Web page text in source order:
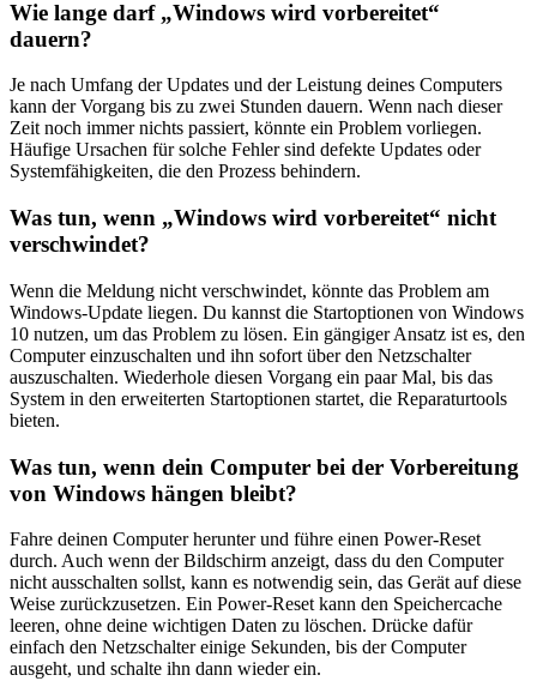
Wie lange darf „Windows wird vorbereitet“
dauern?
Je nach Umfang der Updates und der Leistung deines Computers
kann der Vorgang bis zu zwei Stunden dauern. Wenn nach dieser
Zeit noch immer nichts passiert, könnte ein Problem vorliegen.
Häufige Ursachen für solche Fehler sind defekte Updates oder
Systemfähigkeiten, die den Prozess behindern.
Was tun, wenn „Windows wird vorbereitet“ nicht
verschwindet?
Wenn die Meldung nicht verschwindet, könnte das Problem am
Windows-Update liegen. Du kannst die Startoptionen von Windows
10 nutzen, um das Problem zu lösen. Ein gängiger Ansatz ist es, den
Computer einzuschalten und ihn sofort über den Netzschalter
auszuschalten. Wiederhole diesen Vorgang ein paar Mal, bis das
System in den erweiterten Startoptionen startet, die Reparaturtools
bieten.
Was tun, wenn dein Computer bei der Vorbereitung
von Windows hängen bleibt?
Fahre deinen Computer herunter und führe einen Power-Reset
durch. Auch wenn der Bildschirm anzeigt, dass du den Computer
nicht ausschalten sollst, kann es notwendig sein, das Gerät auf diese
Weise zurückzusetzen. Ein Power-Reset kann den Speichercache
leeren, ohne deine wichtigen Daten zu löschen. Drücke dafür
einfach den Netzschalter einige Sekunden, bis der Computer
ausgeht, und schalte ihn dann wieder ein.